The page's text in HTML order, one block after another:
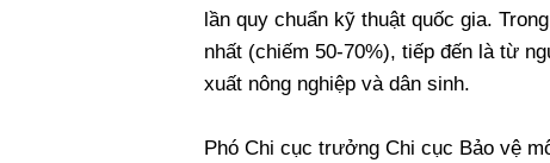
lần quy chuẩn kỹ thuật quốc gia.
nhất (chiếm 50-70%), tiếp đến là từ
xuất nông nghiệp và dân sinh.
Phó Chi cục trưởng Chi cục Bảo vệ